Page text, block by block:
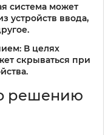
система может
устройств ввода,
В целях
скрываться при
решению